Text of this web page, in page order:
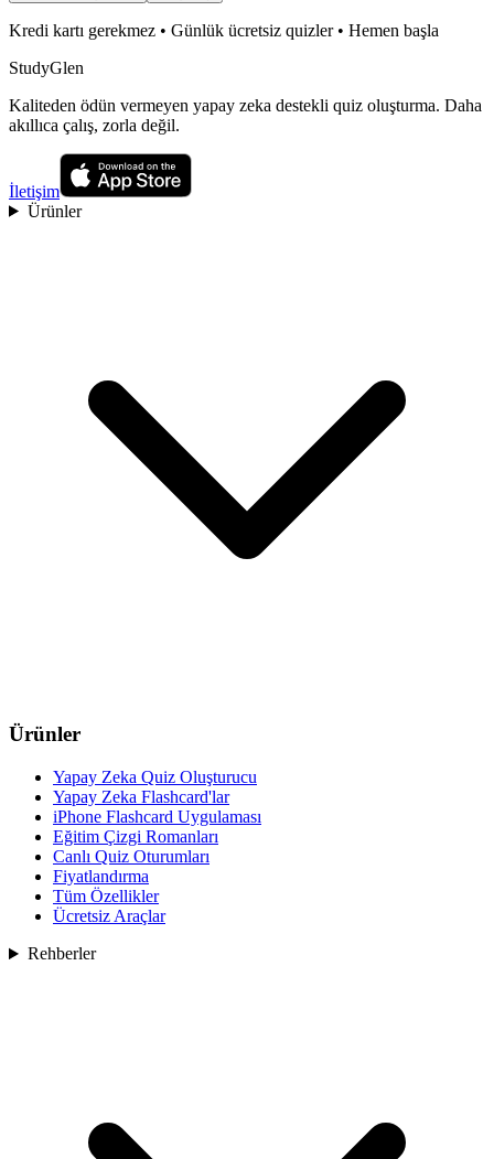
Kredi kartı gerekmez • Günlük ücretsiz quizler • Hemen başla
StudyGlen
Kaliteden ödün vermeyen yapay zeka destekli quiz oluşturma. Daha
akıllıca çalış, zorla değil.
İletişim
Ürünler
Ürünler
Yapay Zeka Quiz Oluşturucu
Yapay Zeka Flashcard'lar
iPhone Flashcard Uygulaması
Eğitim Çizgi Romanları
Canlı Quiz Oturumları
Fiyatlandırma
Tüm Özellikler
Ücretsiz Araçlar
Rehberler